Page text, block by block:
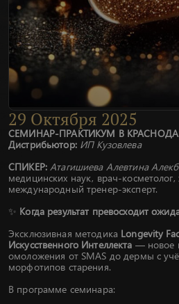
29 Октября 2025
СЕМИНАР-ПРАКТИКУМ В
Дистрибьютор: ИП Кузовлева
СПИКЕР: Атагишиева Алевтина
медицинских наук, врач-
международный тренер-эксперт.
✨ Когда результат превосходит
Эксклюзивная методика Longevity
Искусственного Интеллекта — новое
омоложения от SMAS до дермы с
морфотипов старения.
В программе семинара: